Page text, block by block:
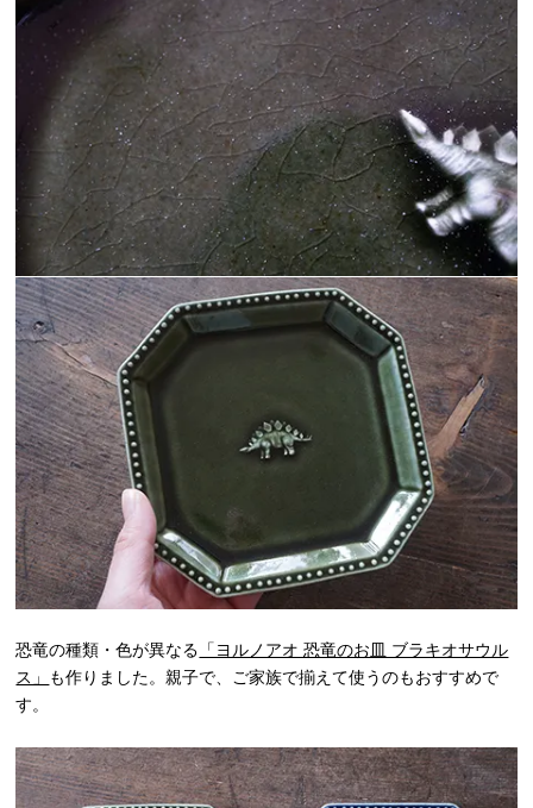
恐竜の種類・色が異なる 「ヨルノアオ 恐竜のお皿 ブラキオサウル
ス」 も作りました。親子で、ご家族で揃えて使うのもおすすめで
す。